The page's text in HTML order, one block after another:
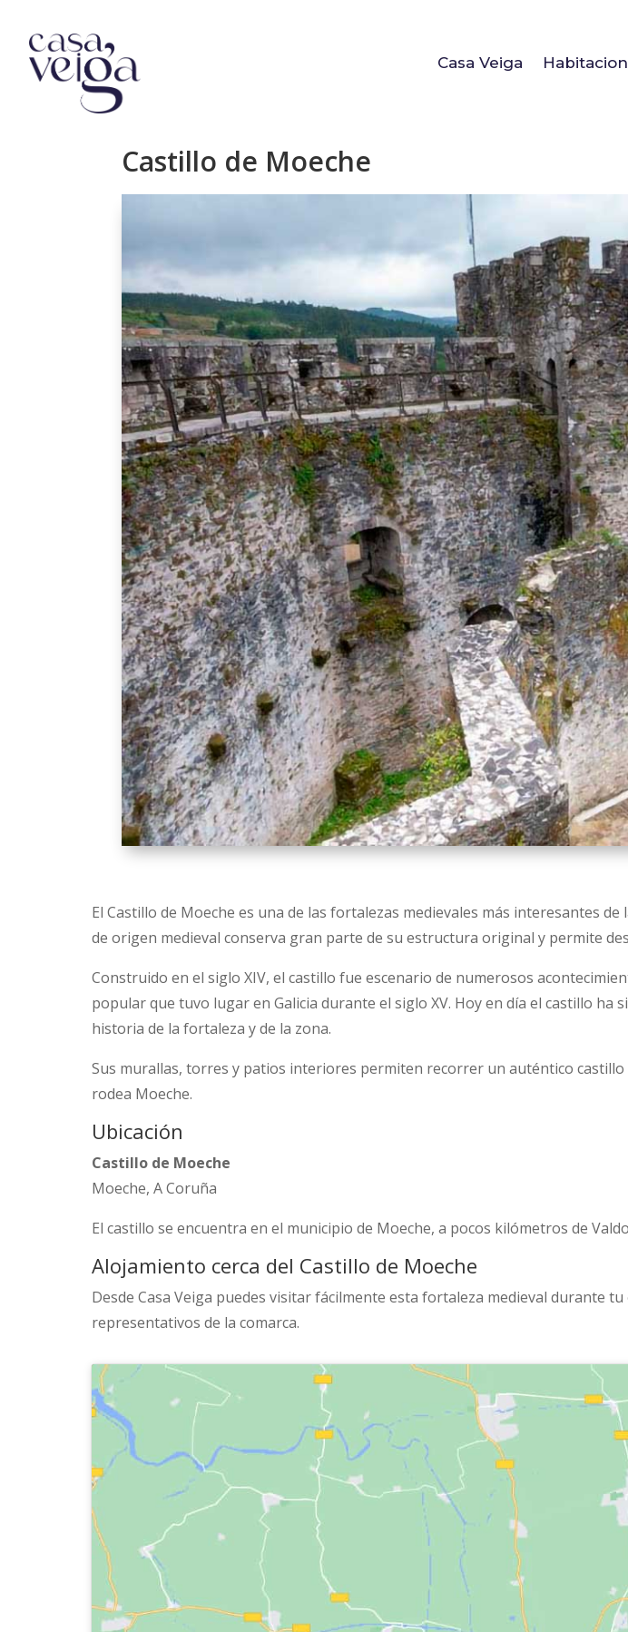
Casa Veiga
Castillo de Moeche
El Castillo de Moeche es una de las fortalezas medievales más interesantes
de origen medieval conserva gran parte de su estructura original y permite
Construido en el siglo XIV, el castillo fue escenario de numerosos
popular que tuvo lugar en Galicia durante el siglo XV. Hoy en día el castillo
historia de la fortaleza y de la zona.
Sus murallas, torres y patios interiores permiten recorrer un auténtico
rodea Moeche.
Ubicación
Castillo de Moeche
Moeche, A Coruña
El castillo se encuentra en el municipio de Moeche, a pocos kilómetros de
Alojamiento cerca del Castillo de Moeche
Desde Casa Veiga puedes visitar fácilmente esta fortaleza medieval durante
representativos de la comarca.